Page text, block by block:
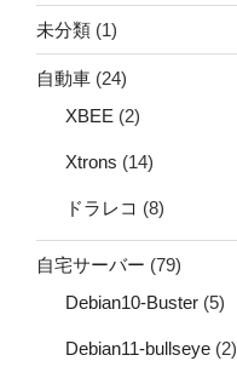
未分類 (1)
自動車 (24)
XBEE (2)
Xtrons (14)
ドラレコ (8)
自宅サーバー (79)
Debian10-Buster (5)
Debian11-bullseye (2)